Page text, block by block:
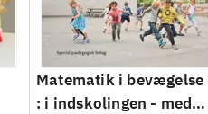
Matematik i bevægelse
: i indskolingen - med